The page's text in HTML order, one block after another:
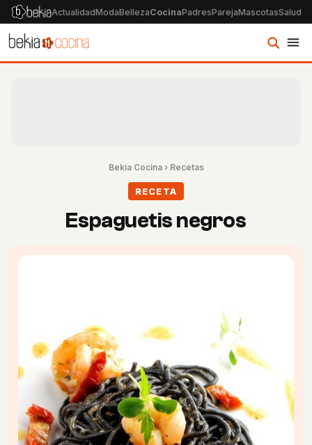
ActualidadModaBellezaCocinaPadresParejaMascotasSalud
Bekia Cocina› Recetas
RECETA
Espaguetis negros